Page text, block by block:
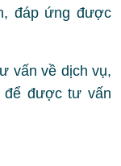
đáp ứng được
vấn về dịch vụ,
để được tư vấn